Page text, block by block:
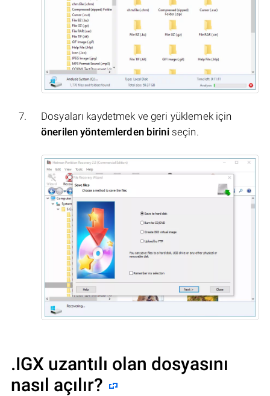
Dosyaları kaydetmek ve geri yüklemek için
önerilen yöntemlerden biriniseçin.
.IGX uzantılı olan dosyasını
nasıl açılır?